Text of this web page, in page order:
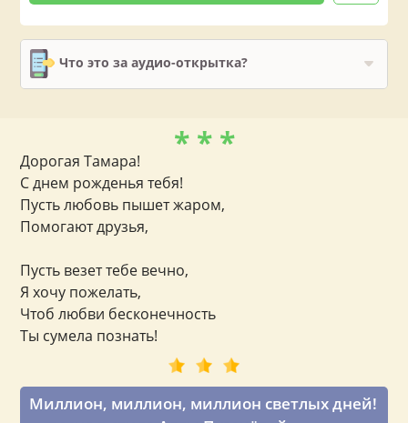
Что это за аудио-открытка?
Миллион, миллион, миллион светлых дней!
* * *
Дорогая Тамара!
С днем рожденья тебя!
Пусть любовь пышет жаром,
Помогают друзья,
Пусть везет тебе вечно,
Я хочу пожелать,
Чтоб любви бесконечность
Ты сумела познать!